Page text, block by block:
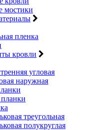
мостики
пленка
кровли
угловая
наружная
треугольная
полукруглая